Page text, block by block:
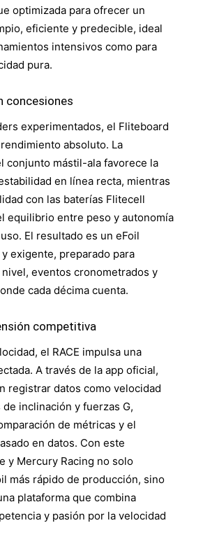
optimizada para ofrecer un
eficiente y predecible, ideal
intensivos como para
pura.
concesiones
experimentados, el Fliteboard
absoluto. La
conjunto mástil-ala favorece la
en línea recta, mientras
con las baterías Flitecell
equilibrio entre peso y autonomía
El resultado es un eFoil
exigente, preparado para
eventos cronometrados y
cada décima cuenta.
competitiva
el RACE impulsa una
A través de la app oficial,
registrar datos como velocidad
de inclinación y fuerzas G,
de métricas y el
en datos. Con este
y Mercury Racing no solo
más rápido de producción, sino
plataforma que combina
y pasión por la velocidad